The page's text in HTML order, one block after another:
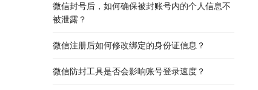
微信封号后，如何确保被封账号内的个人信息不
被泄露？
微信注册后如何修改绑定的身份证信息？
微信防封工具是否会影响账号登录速度？